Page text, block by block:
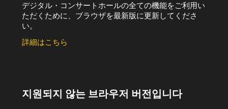
デジタル・コンサートホールの全ての機能をご利用い
ただくために、ブラウザを最新版に更新してくださ
い。
詳細はこちら
지원되지 않는 브라우저 버전입니다